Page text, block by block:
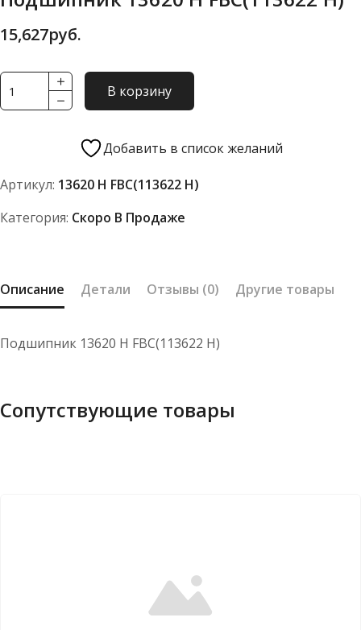
15,627руб.
Количество
товара
FBC(113622
В корзину
Добавить в список желаний
Артикул: 13620 Н FBC(113622 Н)
Категория: Скоро В Продаже
Описание Детали Отзывы (0) Другие товары
Подшипник 13620 Н FBC(113622 Н)
Сопутствующие товары